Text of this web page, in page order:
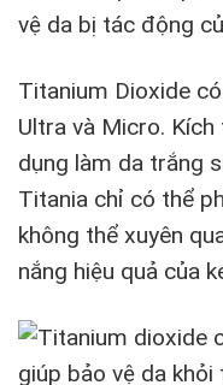
vệ da bị tác động
Titanium Dioxide
Ultra và Micro.
dụng làm da trắng
Titania chỉ có thể
không thể xuyên
nắng hiệu quả của